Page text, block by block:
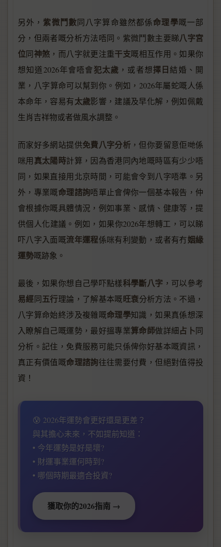
另外， 紫微鬥數同八字算命雖然都係命理學嘅一部
分，但兩者嘅分析方法唔同。紫微鬥數主要睇八字宮
位同神煞 ，而八字就更注重干支嘅相互作用。如果你
想知道2026年會唔會犯太歲 ，或者想擇日結婚、開
業，八字算命可以幫到你。例如，2026年屬蛇嘅人係
本命年，容易有太歲影響，建議及早化解，例如佩戴
生肖吉祥物或者做風水調整。
而家好多網站提供免費八字分析 ，但你要留意佢哋係
咪用真太陽時計算，因為香港同內地嘅時區有少少唔
同，如果直接用北京時間，可能會令到八字唔準。另
外，專業嘅命理諮詢唔單止會俾你一個基本報告，仲
會根據你嘅具體情況，例如事業、感情、健康等，提
供個人化建議。例如，如果你2026年想轉工，可以睇
吓八字入面嘅流年運程係咪有利變動，或者有冇姻緣
運勢嘅跡象。
最後，如果你想自己學吓點樣科學斷八字 ，可以參考
易經同五行理論，了解基本嘅旺衰分析方法。不過，
八字算命始終涉及複雜嘅命理學知識，如果真係想深
入瞭解自己嘅運勢，最好搵專業算命師做詳細占卜同
分析。記住，免費服務可能只係俾你好基本嘅資訊，
真正有價值嘅命理諮詢往往需要付費，但絕對值得投
資！
😰 2026年運勢會更好還是更差？
與其擔心未來，不如提前知道：
• 今年運勢是好是壞?
• 財運事業運何時到?
• 哪個時期最適合投資?
獲取你的2026指南 →